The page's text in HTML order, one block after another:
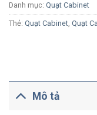
Danh mục: Quạt Cabinet
Thẻ: Quạt Cabinet, Quạt
Mô tả